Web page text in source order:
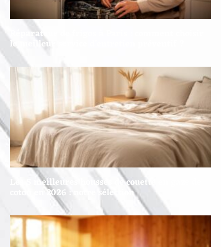
Réparateur de frigos à Paris : comment choisir
le meilleur service d’entretien préventif ?
Les 5 meilleures housses de couette en gaze de
coton en 2026 : notre sélection